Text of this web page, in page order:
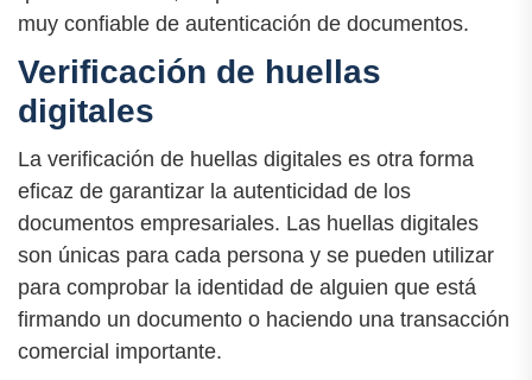
muy confiable de autenticación de documentos.
Verificación de huellas
digitales
La verificación de huellas digitales es otra forma
eficaz de garantizar la autenticidad de los
documentos empresariales. Las huellas digitales
son únicas para cada persona y se pueden utilizar
para comprobar la identidad de alguien que está
firmando un documento o haciendo una transacción
comercial importante.